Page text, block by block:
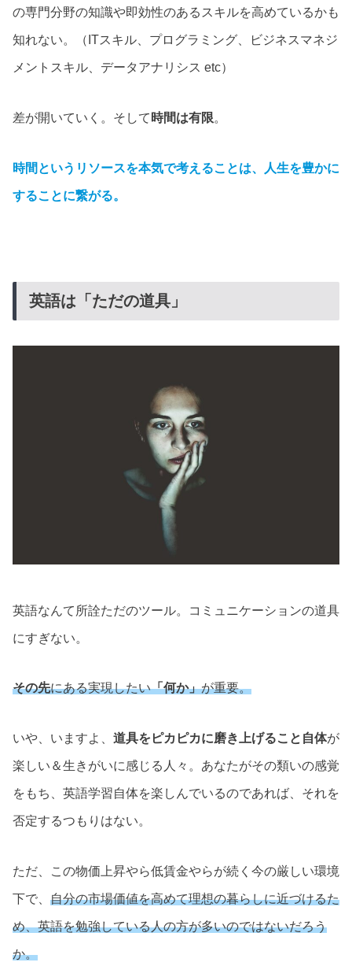
の専門分野の知識や即効性のあるスキルを高めているかも
知れない。（ITスキル、プログラミング、ビジネスマネジ
メントスキル、データアナリシス etc）
差が開いていく。そして 時間は有限。
時間というリソースを本気で考えることは、人生を豊かに
することに繋がる。
英語は「ただの道具」
英語なんて所詮ただのツール。コミュニケーションの道具
にすぎない。
その先にある実現したい「何か」が重要。
いや、いますよ、 道具をピカピカに磨き上げること自体が
楽しい＆生きがいに感じる人々。あなたがその類いの感覚
をもち、英語学習自体を楽しんでいるのであれば、それを
否定するつもりはない。
ただ、この物価上昇やら低賃金やらが続く今の厳しい環境
下で、 自分の市場価値を高めて理想の暮らしに近づけるた
め、英語を勉強している人の方が多いのではないだろう
か。